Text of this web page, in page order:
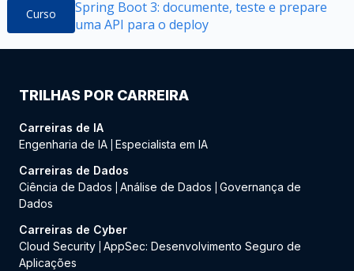
Curso
Spring Boot 3: documente, teste e prepare
uma API para o deploy
TRILHAS POR CARREIRA
Carreiras de IA
Engenharia de IA Especialista em IA
Carreiras de Dados
Ciência de Dados
Análise de Dados
Governança de
Dados
Carreiras de Cyber
Cloud Security AppSec: Desenvolvimento Seguro de
Aplicações